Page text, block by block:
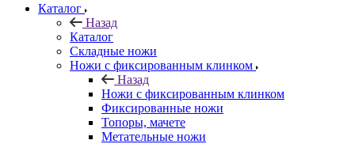
Каталог
Назад
Каталог
Складные ножи
Ножи с фиксированным клинком
Назад
Ножи с фиксированным клинком
Фиксированные ножи
Топоры, мачете
Метательные ножи